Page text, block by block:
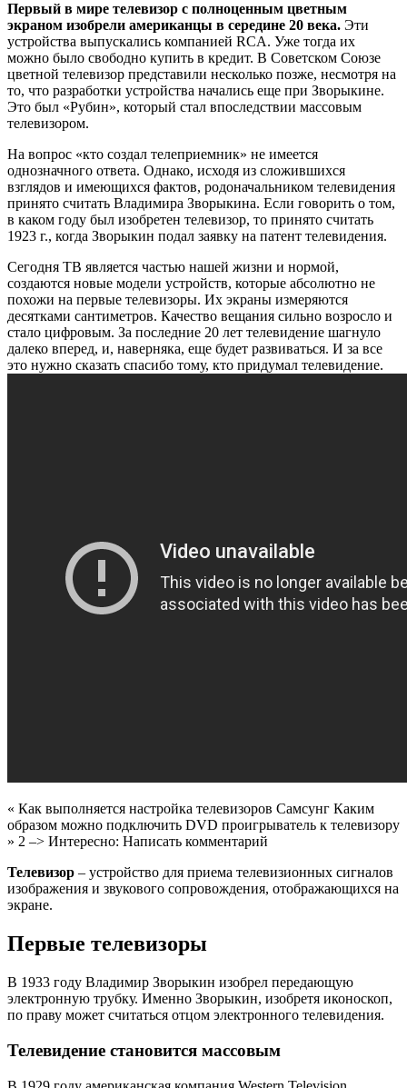
Первый в мире телевизор с полноценным цветным
экраном изобрели американцы в середине 20 века. Эти
устройства выпускались компанией RCA. Уже тогда их
можно было свободно купить в кредит. В Советском Союзе
цветной телевизор представили несколько позже, несмотря на
то, что разработки устройства начались еще при Зворыкине.
Это был «Рубин», который стал впоследствии массовым
телевизором.
На вопрос «кто создал телеприемник» не имеется
однозначного ответа. Однако, исходя из сложившихся
взглядов и имеющихся фактов, родоначальником телевидения
принято считать Владимира Зворыкина. Если говорить о том,
в каком году был изобретен телевизор, то принято считать
1923 г., когда Зворыкин подал заявку на патент телевидения.
Сегодня ТВ является частью нашей жизни и нормой,
создаются новые модели устройств, которые абсолютно не
похожи на первые телевизоры. Их экраны измеряются
десятками сантиметров. Качество вещания сильно возросло и
стало цифровым. За последние 20 лет телевидение шагнуло
далеко вперед, и, наверняка, еще будет развиваться. И за все
это нужно сказать спасибо тому, кто придумал телевидение.
« Как выполняется настройка телевизоров Cамсунг Каким
образом можно подключить DVD проигрыватель к телевизору
» 2 –> Интересно: Написать комментарий
Телевизор – устройство для приема телевизионных сигналов
изображения и звукового сопровождения, отображающихся на
экране.
Первые телевизоры
В 1933 году Владимир Зворыкин изобрел передающую
электронную трубку. Именно Зворыкин, изобретя иконоскоп,
по праву может считаться отцом электронного телевидения.
Телевидение становится массовым